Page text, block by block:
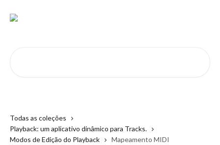
Todas as coleções
Playback: um aplicativo dinâmico para Tracks.
Modos de Edição do Playback
Mapeamento MIDI